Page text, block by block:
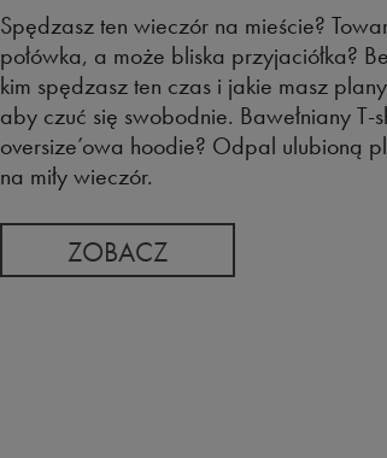
Spędzasz ten wieczór na mieście?
połówka, a może bliska przyjaciółka?
kim spędzasz ten czas i jakie masz
aby czuć się swobodnie. Bawełniany T-
oversize’owa hoodie? Odpal ulubioną
na miły wieczór.
ZOBACZ